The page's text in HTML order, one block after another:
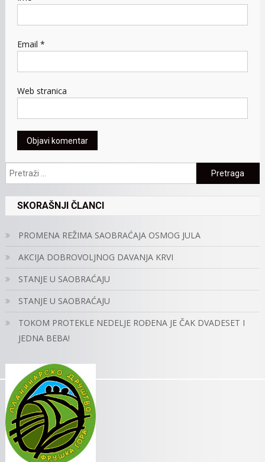
Email *
Web stranica
Pretraga:
SKORAŠNJI ČLANCI
PROMENA REŽIMA SAOBRAĆAJA OSMOG JULA
AKCIJA DOBROVOLJNOG DAVANJA KRVI
STANJE U SAOBRAĆAJU
STANJE U SAOBRAĆAJU
TOKOM PROTEKLE NEDELJE ROĐENA JE ČAK DVADESET I
JEDNA BEBA!